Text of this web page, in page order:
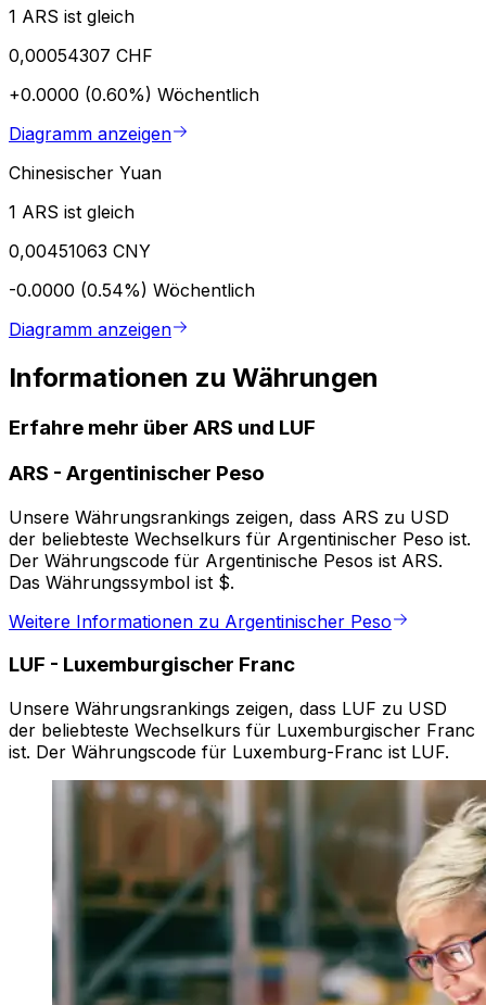
1 ARS ist gleich
0,00054307 CHF
+0.0000 (0.60%) Wöchentlich
Diagramm anzeigen
Chinesischer Yuan
1 ARS ist gleich
0,00451063 CNY
-0.0000 (0.54%) Wöchentlich
Diagramm anzeigen
Informationen zu Währungen
Erfahre mehr über ARS und LUF
ARS - Argentinischer Peso
Unsere Währungsrankings zeigen, dass ARS zu USD
der beliebteste Wechselkurs für Argentinischer Peso ist.
Der Währungscode für Argentinische Pesos ist ARS.
Das Währungssymbol ist $.
Weitere Informationen zu Argentinischer Peso
LUF - Luxemburgischer Franc
Unsere Währungsrankings zeigen, dass LUF zu USD
der beliebteste Wechselkurs für Luxemburgischer Franc
ist. Der Währungscode für Luxemburg-Franc ist LUF.